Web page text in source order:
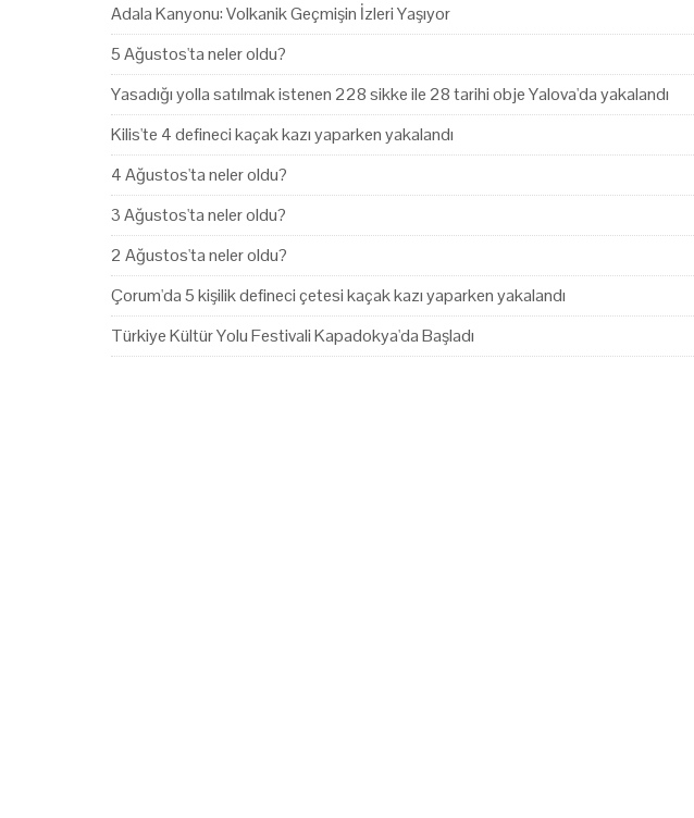
Adala Kanyonu: Volkanik Geçmişin İzleri Yaşıyor
5 Ağustos'ta neler oldu?
Yasadığı yolla satılmak istenen 228 sikke ile 28 tarihi obje Yalova'da yakalandı
Kilis'te 4 defineci kaçak kazı yaparken yakalandı
4 Ağustos'ta neler oldu?
3 Ağustos'ta neler oldu?
2 Ağustos'ta neler oldu?
Çorum'da 5 kişilik defineci çetesi kaçak kazı yaparken yakalandı
Türkiye Kültür Yolu Festivali Kapadokya'da Başladı